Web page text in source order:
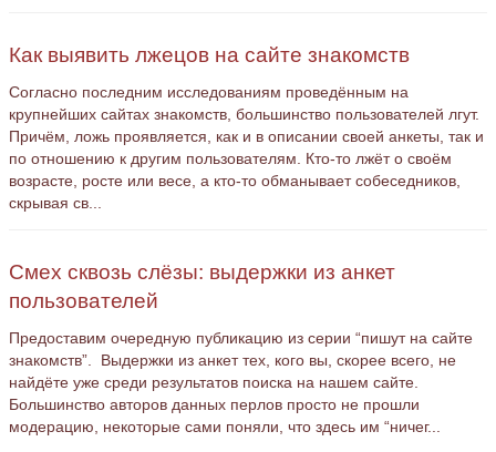
Как выявить лжецов на сайте знакомств
Согласно последним исследованиям проведённым на
крупнейших сайтах знакомств, большинство пользователей лгут.
Причём, ложь проявляется, как и в описании своей анкеты, так и
по отношению к другим пользователям. Кто-то лжёт о своём
возрасте, росте или весе, а кто-то обманывает собеседников,
скрывая св...
Смех сквозь слёзы: выдержки из анкет
пользователей
Предоставим очередную публикацию из серии “пишут на сайте
знакомств”. Выдержки из анкет тех, кого вы, скорее всего, не
найдёте уже среди результатов поиска на нашем сайте.
Большинство авторов данных перлов просто не прошли
модерацию, некоторые сами поняли, что здесь им “ничег...